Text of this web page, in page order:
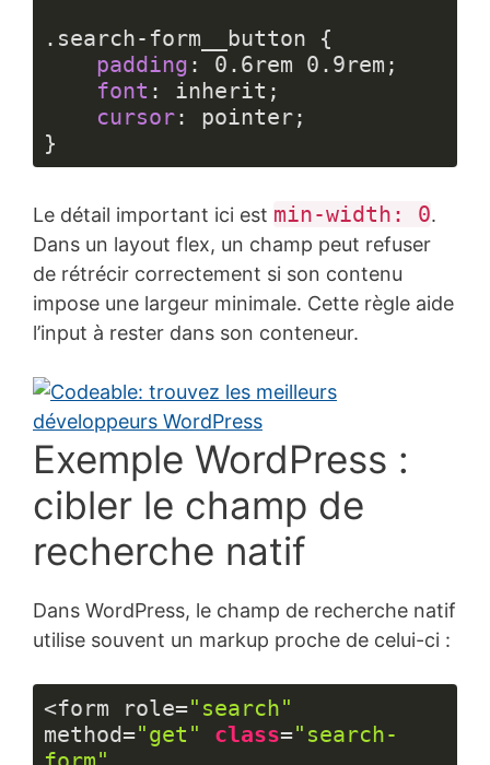
.search-form__button {
padding : 0.6rem 0.9rem ;
font : inherit;
cursor: pointer;
}
code :
CSS
(css)
Le détail important ici est min-width: 0.
Dans un layout flex, un champ peut refuser
de rétrécir correctement si son contenu
impose une largeur minimale. Cette règle aide
l’input à rester dans son conteneur.
Exemple WordPress :
cibler le champ de
recherche natif
Dans WordPress, le champ de recherche natif
utilise souvent un markup proche de celui-ci :
<form role="search"
method="get" class="search-